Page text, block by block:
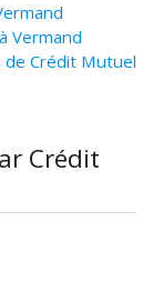
Vermand
Crédit Mutuel
Crédit